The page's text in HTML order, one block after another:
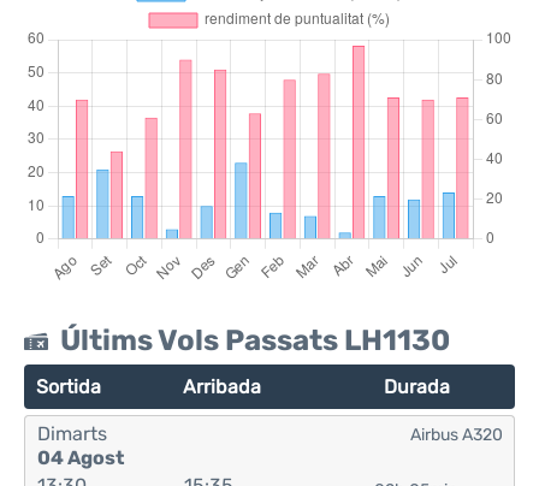
Últims Vols Passats LH1130
Sortida Arribada Durada
Dimarts
04 Agost
Airbus A320